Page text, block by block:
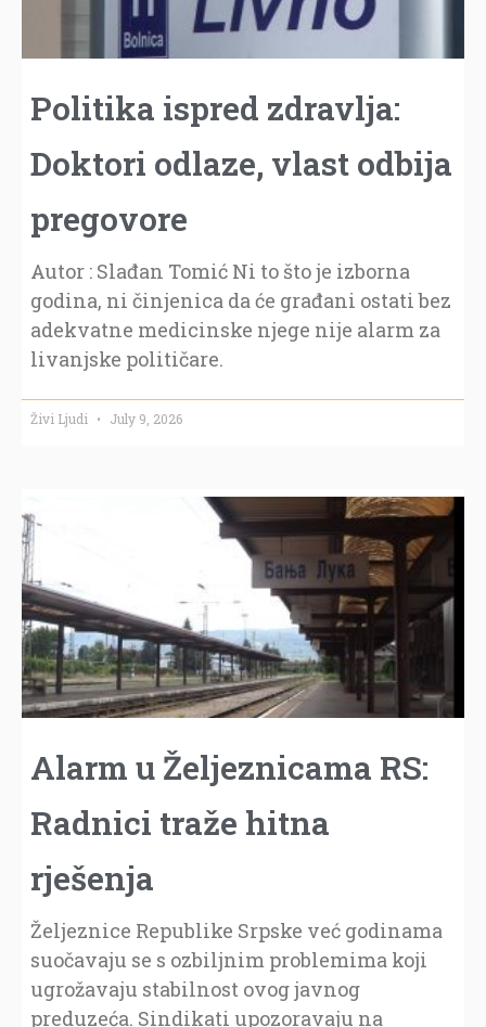
Politika ispred zdravlja:
Doktori odlaze, vlast odbija
pregovore
Autor : Slađan Tomić Ni to što je izborna
godina, ni činjenica da će građani ostati bez
adekvatne medicinske njege nije alarm za
livanjske političare.
Živi Ljudi July 9, 2026
Alarm u Željeznicama RS:
Radnici traže hitna
rješenja
Željeznice Republike Srpske već godinama
suočavaju se s ozbiljnim problemima koji
ugrožavaju stabilnost ovog javnog
preduzeća. Sindikati upozoravaju na